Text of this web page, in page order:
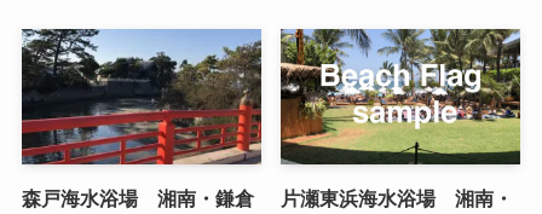
森戸海水浴場 湘南・鎌倉
片瀬東浜海水浴場 湘南・